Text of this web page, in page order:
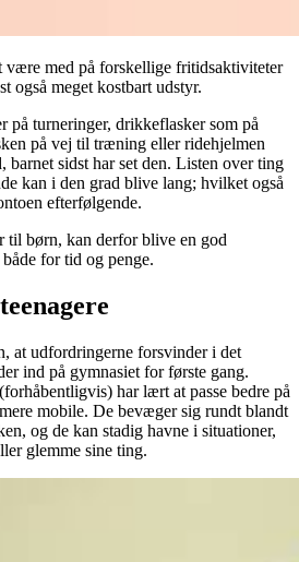
være med på forskellige fritidsaktiviteter
også meget kostbart udstyr.
på turneringer, drikkeflasker som på
på vej til træning eller ridehjelmen
barnet sidst har set den. Listen over ting
kan i den grad blive lang; hvilket også
efterfølgende.
til børn, kan derfor blive en god
for tid og penge.
at udfordringerne forsvinder i det
ind på gymnasiet for første gang.
har lært at passe bedre på
mobile. De bevæger sig rundt blandt
og de kan stadig havne i situationer,
glemme sine ting.